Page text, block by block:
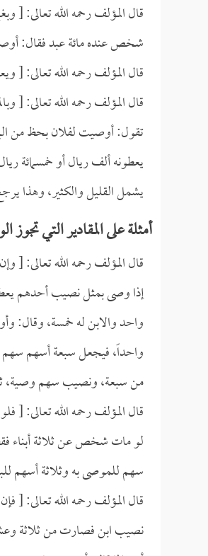
قال المؤلف رحمه الله تعالى: [
شخص عنده مائة عبد فقال:
قال المؤلف رحمه الله تعالى: [
قال المؤلف رحمه الله تعالى: [
تقول: أوصيت لفلان بحظ من
يعطونه ألف ريال أو خمسمائة
يشمل القليل والكثير، وهذا
أمثلة على المقادير التي تجوز
قال المؤلف رحمه الله تعالى: [
إذا وصى بمثل نصيب أحدهم
واحد والابن له خمسة،
واحداً، فيجعل سبعة أسهم سهم
من سبعة، ونصيب سهم وصية،
قال المؤلف رحمه الله تعالى:
لو مات شخص عن ثلاثة أبناء
سهم للموصى به وثلاثة أسهم
قال المؤلف رحمه الله تعالى:
نصيب ابن فصارت من ثلاثة